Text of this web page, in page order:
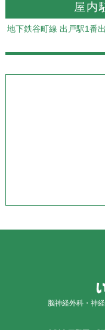
屋内
地下鉄谷町線 出戸駅1番
脳神経外科・神